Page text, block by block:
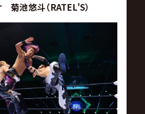
菊池悠斗（RATEL'S）